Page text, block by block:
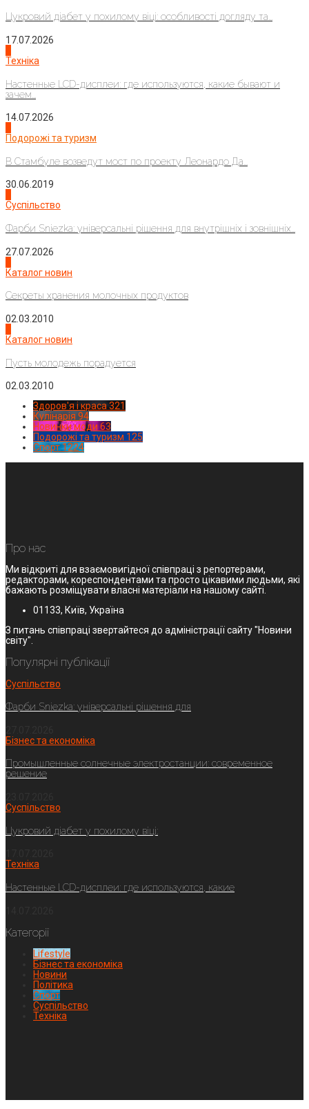
Цукровий діабет у похилому віці: особливості догляду та...
17.07.2026
Техніка
Настенные LCD-дисплеи: где используются, какие бывают и
зачем...
14.07.2026
Подорожі та туризм
В Стамбуле возведут мост по проекту Леонардо Да...
30.06.2019
Суспільство
Фарби Sniezka: універсальні рішення для внутрішніх і зовнішніх...
27.07.2026
Каталог новин
Секреты хранения молочных продуктов
02.03.2010
Каталог новин
Пусть молодежь порадуется
02.03.2010
Здоров'я і краса 321
Кулінарія 94
Новинки моди 63
Подорожі та туризм 125
Спорт1224
Про нас
Ми відкриті для взаємовигідної співпраці з репортерами,
редакторами, кореспондентами та просто цікавими людьми, які
бажають розміщувати власні матеріали на нашому сайті.
01133, Київ, Україна
З питань співпраці звертайтеся до адміністрації сайту "Новини
світу".
Популярні публікації
Суспільство
Фарби Sniezka: універсальні рішення для
Бізнес та економіка
Промышленные солнечные электростанции: современное
решение
Суспільство
Цукровий діабет у похилому віці:
Техніка
Настенные LCD-дисплеи: где используются, какие
Категорії
Lifestyle
Бізнес та економіка
Новини
Політика
Спорт
Суспільство
Техніка